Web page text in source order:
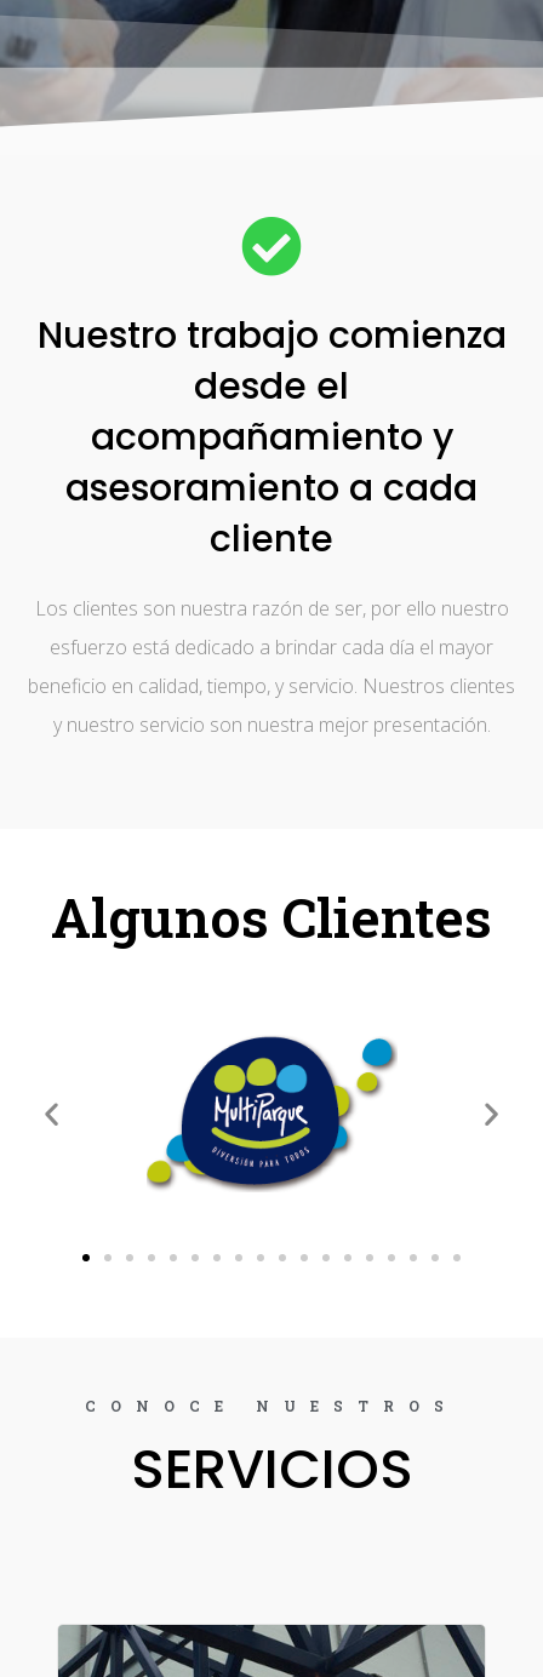
Nuestro trabajo comienza
desde el
acompañamiento y
asesoramiento a cada
cliente
Los clientes son nuestra razón de ser, por ello nuestro
esfuerzo está dedicado a brindar cada día el mayor
beneficio en calidad, tiempo, y servicio. Nuestros clientes
y nuestro servicio son nuestra mejor presentación.
Algunos Clientes
CONOCE NUESTROS
SERVICIOS